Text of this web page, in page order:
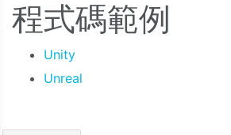
程式碼範例
Unity
Unreal